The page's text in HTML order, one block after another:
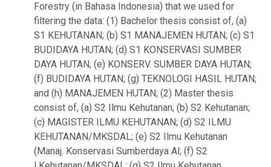
Forestry (in Bahasa Indonesia) that we used for
filtering the data: (1) Bachelor thesis consist of, (a)
S1 KEHUTANAN; (b) S1 MANAJEMEN HUTAN; (c) S1
BUDIDAYA HUTAN; (d) S1 KONSERVASI SUMBER
DAYA HUTAN; (e) KONSERV. SUMBER DAYA HUTAN;
(f) BUDIDAYA HUTAN; (g) TEKNOLOGI HASIL HUTAN;
and (h) MANAJEMEN HUTAN; (2) Master thesis
consist of, (a) S2 Ilmu Kehutanan; (b) S2 Kehutanan;
(c) MAGISTER ILMU KEHUTANAN; (d) S2 ILMU
KEHUTANAN/MKSDAL; (e) S2 Ilmu Kehutanan
(Manaj. Konservasi Sumberdaya Al; (f) S2